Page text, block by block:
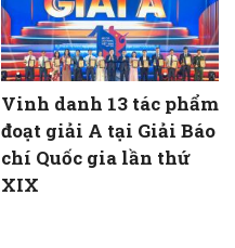
Vinh danh 13 tác phẩm
đoạt giải A tại Giải Báo
chí Quốc gia lần thứ
XIX